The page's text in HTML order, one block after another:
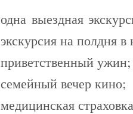
одна выездная
экскурсия на полдня
приветственный ужин;
семейный вечер кино;
медицинская